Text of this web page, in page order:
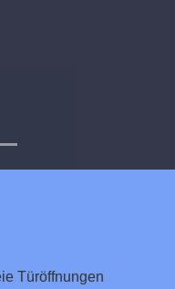
Türöffnungen